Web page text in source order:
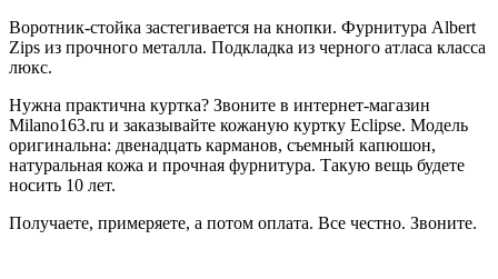
Воротник-стойка застегивается на кнопки. Фурнитура Albert
Zips из прочного металла. Подкладка из черного атласа класса
люкс.
Нужна практична куртка? Звоните в интернет-магазин
Milano163.ru и заказывайте кожаную куртку Eclipse. Модель
оригинальна: двенадцать карманов, съемный капюшон,
натуральная кожа и прочная фурнитура. Такую вещь будете
носить 10 лет.
Получаете, примеряете, а потом оплата. Все честно. Звоните.